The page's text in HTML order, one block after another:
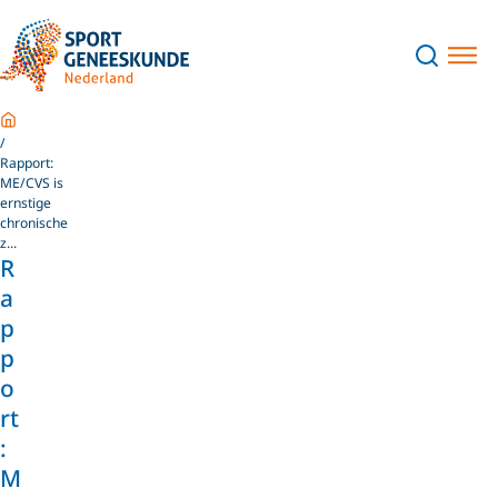
Home
Rapport:
ME/CVS is
ernstige
chronische
z...
R
a
p
p
o
rt
:
M